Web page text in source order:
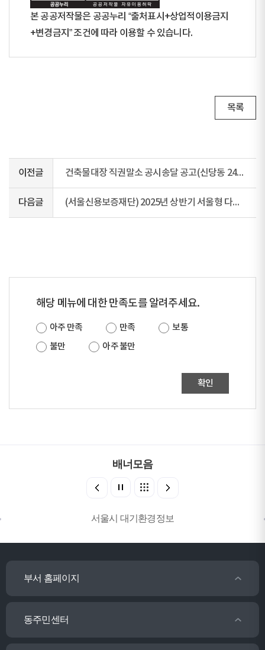
본 공공저작물은 공공누리 “출처표시+상업적이용금지
+변경금지” 조건에 따라 이용할 수 있습니다.
목록
이전글 건축물대장 직권말소 공시송달 공고(신당동 247-11)
다음글 (서울신용보증재단) 2025년 상반기 서울형 다시서기 4.0 프로젝트 지원대상 모집공고 알림
해당 메뉴에 대한 만족도를 알려주세요.
아주 만족 만족
보통
불만
아주 불만
확인
배너모음
서울시 대기환경정보
부서 홈페이지
동주민센터